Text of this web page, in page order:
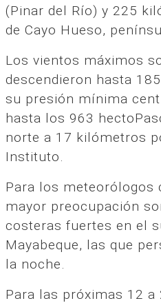
(Pinar del Río) y 225
de Cayo Hueso,
Los vientos máximos
descendieron hasta
su presión mínima
hasta los 963
norte a 17 kilómetros
Instituto.
Para los meteorólogos
mayor preocupación
costeras fuertes en el
Mayabeque, las que
la noche.
Para las próximas 12 a